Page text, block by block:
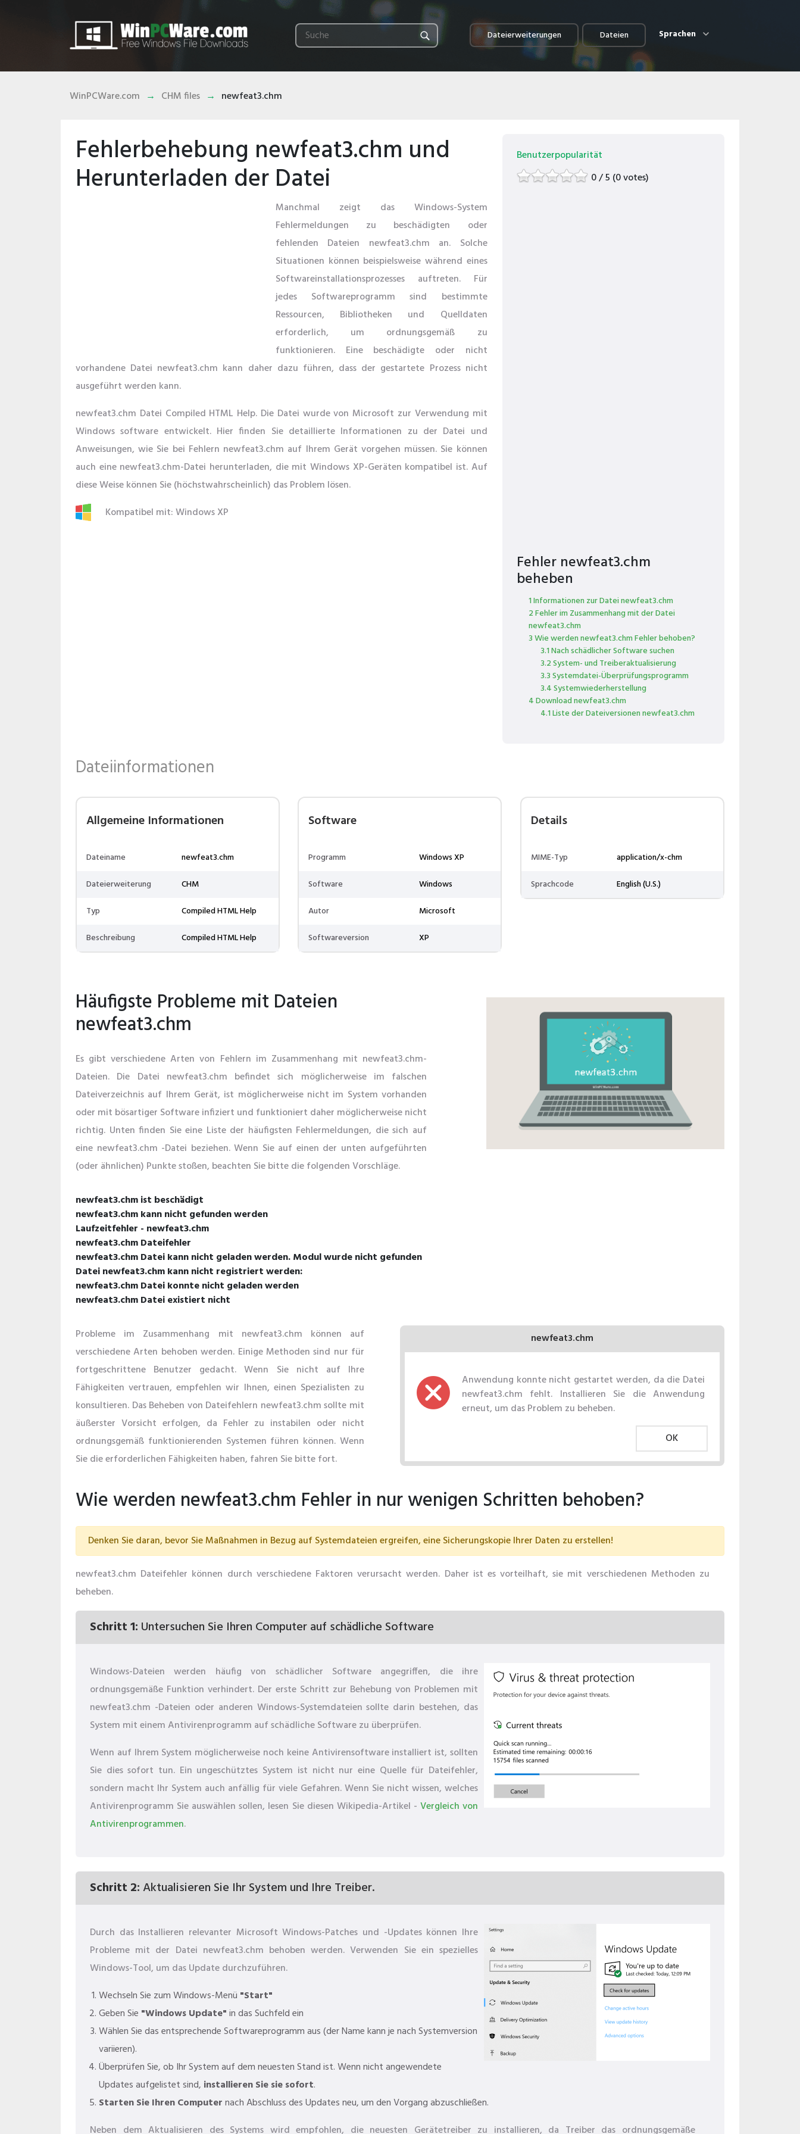
Dateierweiterungen Dateien Sprachen
WinPCWare.com CHM files newfeat3.chm
Fehlerbehebung newfeat3.chm und
Herunterladen der Datei
Manchmal zeigt das Windows-System
Fehlermeldungen zu beschädigten oder
fehlenden Dateien newfeat3.chm an. Solche
Situationen können beispielsweise während eines
Softwareinstallationsprozesses auftreten. Für
jedes Softwareprogramm sind bestimmte
Ressourcen, Bibliotheken und Quelldaten
erforderlich, um ordnungsgemäß zu
funktionieren. Eine beschädigte oder nicht
vorhandene Datei newfeat3.chm kann daher dazu führen, dass der gestartete Prozess nicht
ausgeführt werden kann.
newfeat3.chm Datei Compiled HTML Help. Die Datei wurde von Microsoft zur Verwendung mit
Windows software entwickelt. Hier finden Sie detaillierte Informationen zu der Datei und
Anweisungen, wie Sie bei Fehlern newfeat3.chm auf Ihrem Gerät vorgehen müssen. Sie können
auch eine newfeat3.chm-Datei herunterladen, die mit Windows XP-Geräten kompatibel ist. Auf
diese Weise können Sie (höchstwahrscheinlich) das Problem lösen.
Kompatibel mit: Windows XP
Benutzerpopularität
0 / 5 (0 votes)
Fehler newfeat3.chm
beheben
1 Informationen zur Datei newfeat3.chm
2 Fehler im Zusammenhang mit der Datei
newfeat3.chm
3 Wie werden newfeat3.chm Fehler behoben?
3.1 Nach schädlicher Software suchen
3.2 System- und Treiberaktualisierung
3.3 Systemdatei-Überprüfungsprogramm
3.4 Systemwiederherstellung
4 Download newfeat3.chm
4.1 Liste der Dateiversionen newfeat3.chm
Dateiinformationen
Allgemeine Informationen
Dateiname
newfeat3.chm
Dateierweiterung
CHM
Typ
Compiled HTML Help
Beschreibung
Compiled HTML Help
Software
Programm
Windows XP
Software
Windows
Autor
Microsoft
Softwareversion
XP
Details
MIME-Typ
application/x-chm
Sprachcode
English (U.S.)
Häufigste Probleme mit Dateien
newfeat3.chm
Es gibt verschiedene Arten von Fehlern im Zusammenhang mit newfeat3.chm-
Dateien. Die Datei newfeat3.chm befindet sich möglicherweise im falschen
Dateiverzeichnis auf Ihrem Gerät, ist möglicherweise nicht im System vorhanden
oder mit bösartiger Software infiziert und funktioniert daher möglicherweise nicht
richtig. Unten finden Sie eine Liste der häufigsten Fehlermeldungen, die sich auf
eine newfeat3.chm -Datei beziehen. Wenn Sie auf einen der unten aufgeführten
(oder ähnlichen) Punkte stoßen, beachten Sie bitte die folgenden Vorschläge.
newfeat3.chm ist beschädigt
newfeat3.chm kann nicht gefunden werden
Laufzeitfehler - newfeat3.chm
newfeat3.chm Dateifehler
newfeat3.chm Datei kann nicht geladen werden. Modul wurde nicht gefunden
Datei newfeat3.chm kann nicht registriert werden:
newfeat3.chm Datei konnte nicht geladen werden
newfeat3.chm Datei existiert nicht
newfeat3.chm
Anwendung konnte nicht gestartet werden, da die Datei
newfeat3.chm fehlt. Installieren Sie die Anwendung
erneut, um das Problem zu beheben.
OK
Probleme im Zusammenhang mit newfeat3.chm können auf
verschiedene Arten behoben werden. Einige Methoden sind nur für
fortgeschrittene Benutzer gedacht. Wenn Sie nicht auf Ihre
Fähigkeiten vertrauen, empfehlen wir Ihnen, einen Spezialisten zu
konsultieren. Das Beheben von Dateifehlern newfeat3.chm sollte mit
äußerster Vorsicht erfolgen, da Fehler zu instabilen oder nicht
ordnungsgemäß funktionierenden Systemen führen können. Wenn
Sie die erforderlichen Fähigkeiten haben, fahren Sie bitte fort.
Wie werden newfeat3.chm Fehler in nur wenigen Schritten behoben?
Denken Sie daran, bevor Sie Maßnahmen in Bezug auf Systemdateien ergreifen, eine Sicherungskopie Ihrer Daten zu erstellen!
newfeat3.chm Dateifehler können durch verschiedene Faktoren verursacht werden. Daher ist es vorteilhaft, sie mit verschiedenen Methoden zu
beheben.
Schritt 1: Untersuchen Sie Ihren Computer auf schädliche Software
Windows-Dateien werden häufig von schädlicher Software angegriffen, die ihre
ordnungsgemäße Funktion verhindert. Der erste Schritt zur Behebung von Problemen mit
newfeat3.chm -Dateien oder anderen Windows-Systemdateien sollte darin bestehen, das
System mit einem Antivirenprogramm auf schädliche Software zu überprüfen.
Wenn auf Ihrem System möglicherweise noch keine Antivirensoftware installiert ist, sollten
Sie dies sofort tun. Ein ungeschütztes System ist nicht nur eine Quelle für Dateifehler,
sondern macht Ihr System auch anfällig für viele Gefahren. Wenn Sie nicht wissen, welches
Antivirenprogramm Sie auswählen sollen, lesen Sie diesen Wikipedia-Artikel - Vergleich von
Antivirenprogrammen.
Schritt 2:Aktualisieren Sie Ihr System und Ihre Treiber.
Durch das Installieren relevanter Microsoft Windows-Patches und -Updates können Ihre
Probleme mit der Datei newfeat3.chm behoben werden. Verwenden Sie ein spezielles
Windows-Tool, um das Update durchzuführen.
Wechseln Sie zum Windows-Menü "Start"
Geben Sie "Windows Update"in das Suchfeld ein
Wählen Sie das entsprechende Softwareprogramm aus (der Name kann je nach Systemversion
variieren).
Überprüfen Sie, ob Ihr System auf dem neuesten Stand ist. Wenn nicht angewendete
Updates aufgelistet sind, installieren Sie sie sofort.
Starten Sie Ihren Computernach Abschluss des Updates neu, um den Vorgang abzuschließen.
Neben dem Aktualisieren des Systems wird empfohlen, die neuesten Gerätetreiber zu installieren, da Treiber das ordnungsgemäße